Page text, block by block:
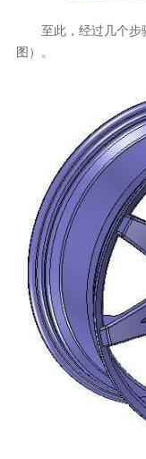
至此，经过几个步
图）。